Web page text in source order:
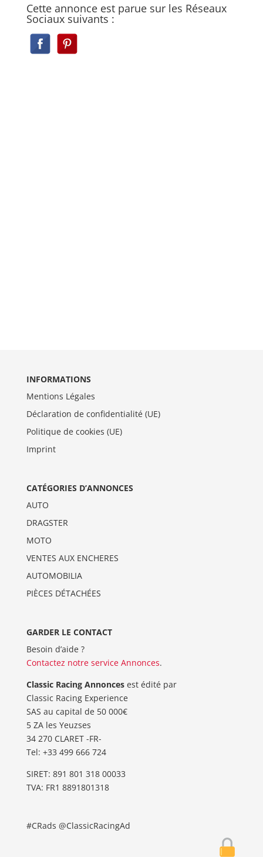
Cette annonce est parue sur les Réseaux
Sociaux suivants :
INFORMATIONS
Mentions Légales
Déclaration de confidentialité (UE)
Politique de cookies (UE)
Imprint
CATÉGORIES D’ANNONCES
AUTO
DRAGSTER
MOTO
VENTES AUX ENCHERES
AUTOMOBILIA
PIÈCES DÉTACHÉES
GARDER LE CONTACT
Besoin d’aide ?
Contactez notre service Annonces.
Classic Racing Annoncesest édité par
Classic Racing Experience
SAS au capital de 50 000€
5 ZA les Yeuzses
34 270 CLARET -FR-
Tel: ‭+33 499 666 724‬
SIRET: 891 801 318 00033
TVA: FR1 8891801318
#CRads @ClassicRacingAd